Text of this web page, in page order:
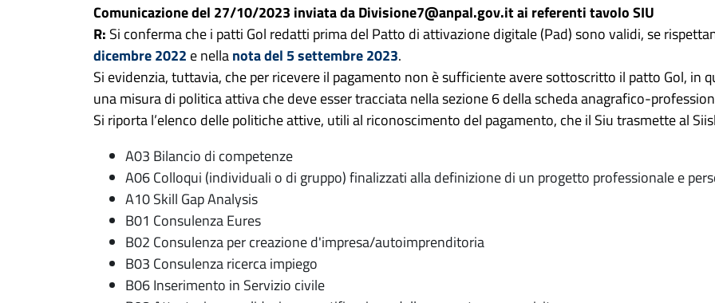
Comunicazione del 27/10/2023 inviata da Divisione7@anpal.gov.it ai referenti tavolo SIU
R: Si conferma che i patti Gol redatti prima del Patto di attivazione digitale (Pad) sono validi, se
dicembre 2022 e nellanota del 5 settembre 2023.
Si evidenzia, tuttavia, che per ricevere il pagamento non è sufficiente avere sottoscritto il patto Gol, in
una misura di politica attiva che deve esser tracciata nella sezione 6 della scheda anagrafico-
Si riporta l’elenco delle politiche attive, utili al riconoscimento del pagamento, che il Siu trasmette al
A03 Bilancio di competenze
A06 Colloqui (individuali o di gruppo) finalizzati alla definizione di un progetto professionale e
A10 Skill Gap Analysis
B01 Consulenza Eures
B02 Consulenza per creazione d'impresa/autoimprenditoria
B03 Consulenza ricerca impiego
B06 Inserimento in Servizio civile